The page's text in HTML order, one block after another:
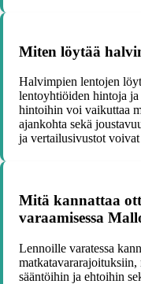
Miten löytää
Halvimpien lentojen
lentoyhtiöiden hintoja
hintoihin voi vaikuttaa
ajankohta sekä
ja vertailusivustot voivat
Mitä kannattaa
varaamisessa
Lennoille varatessa
sääntöihin ja ehtoihin